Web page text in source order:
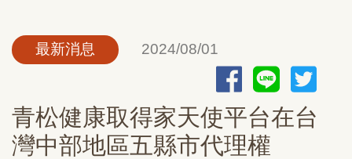
最新消息 2024/08/01
青松健康取得家天使平台在台
灣中部地區五縣市代理權